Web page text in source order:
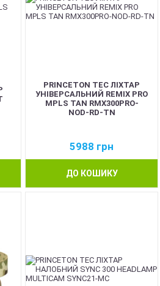
PRINCETON TEC ЛІХТАР
УНІВЕРСАЛЬНИЙ REMIX PRO
MPLS TAN RMX300PRO-
NOD-RD-TN
5988 грн
ДО КОШИКУ